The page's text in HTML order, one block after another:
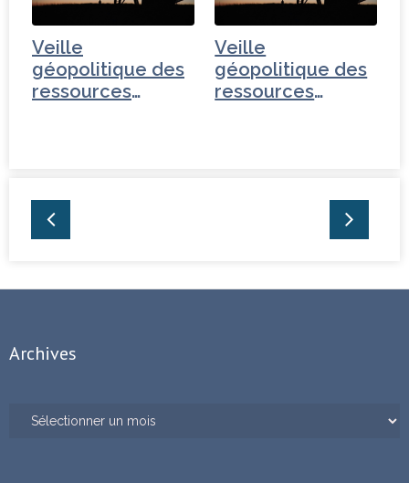
Veille
géopolitique des
ressources
Veille
géopolitique des
ressources
Archives